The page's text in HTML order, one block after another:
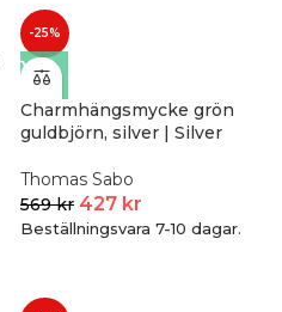
-25%
Charmhängsmycke grön
guldbjörn, silver | Silver
Thomas Sabo
569kr 427 kr
Beställningsvara 7-10 dagar.